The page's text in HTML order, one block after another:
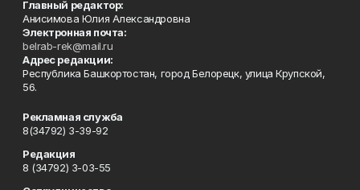
Главный редактор:
Анисимова Юлия Александровна
Электронная почта:
belrab-rek@mail.ru
Адрес редакции:
Республика Башкортостан, город Белорецк, улица Крупской,
56.
Рекламная служба
8(34792) 3-39-92
Редакция
8 (34792) 3-03-55